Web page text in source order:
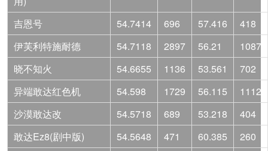
吉恩号 54.7414 696 57.416
418
伊芙利特施耐德
54.7118 2897 56.21
1087
晓不知火
54.6655 1136 53.561
702
异端敢达红色机
54.598 1729 56.115
1112
沙漠敢达改
54.5718 689 53.218
404
敢达Ez8(剧中版)
54.5648 471 60.385
260